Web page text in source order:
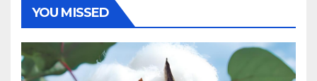
YOU MISSED